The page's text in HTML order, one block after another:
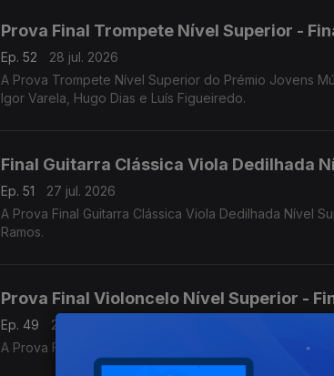
Prova Final Trompete Nível Superior -
Ep. 52
28 jul. 2026
A Prova Trompete Nível Superior do Prémio Jovens
Igor Varela, Hugo Dias e Luís Figueiredo.
Final Guitarra Clássica Viola Dedilhada
Ep. 51
27 jul. 2026
A Prova Final Guitarra Clássica Viola Dedilhada Nível
Ramos.
Prova Final Violoncelo Nível Superior -
Ep. 49
26 jul. 2026
A Prova Final Violoncelo Nível Superior do Prémio